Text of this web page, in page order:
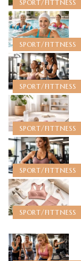
SPORT/FITTNESS
SPORT/FITTNESS
SPORT/FITTNESS
SPORT/FITTNESS
SPORT/FITTNESS
SPORT/FITTNESS